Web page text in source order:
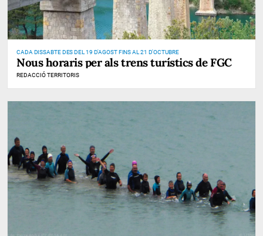
CADA DISSABTE DES DEL 19 D'AGOST FINS AL 21 D'OCTUBRE
Nous horaris per als trens turístics de FGC
REDACCIÓ TERRITORIS